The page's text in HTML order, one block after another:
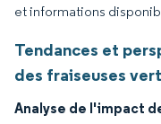
et informations
Tendances et
des fraiseuses
Analyse de l'impact